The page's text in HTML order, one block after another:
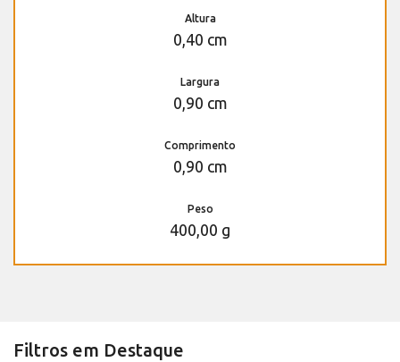
Altura
0,40 cm
Largura
0,90 cm
Comprimento
0,90 cm
Peso
400,00 g
Filtros em Destaque